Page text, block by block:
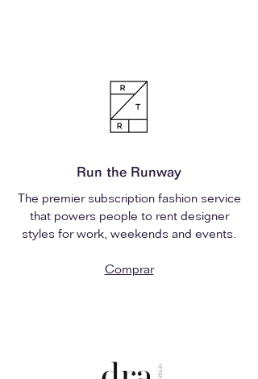
Run the Runway
The premier subscription fashion service
that powers people to rent designer
styles for work, weekends and events.
Comprar